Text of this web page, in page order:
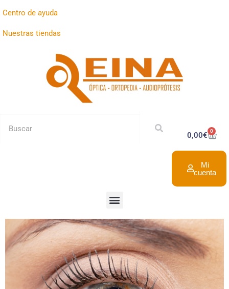
Centro de ayuda
Nuestras tiendas
0,00€ 0
Mi
cuenta